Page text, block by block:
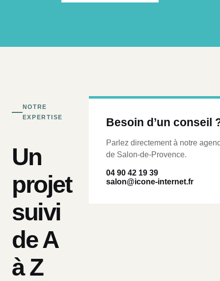
NOTRE
EXPERTISE
Un
projet
suivi
de A
à Z
Besoin d’un conseil
Parlez directement à notre
de Salon-de-Provence.
04 90 42 19 39
salon@icone-internet.fr